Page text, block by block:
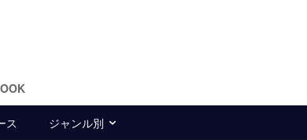
ス ジャンル別